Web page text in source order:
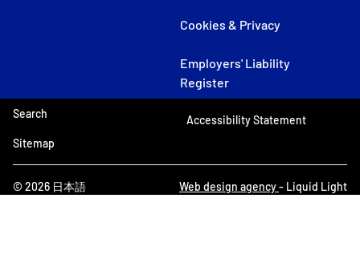
Cookies & Privacy
Employers' Liability
Register
© 2026 日本語
Search
Sitemap
Accessibility Statement
Web design agency- Liquid Light